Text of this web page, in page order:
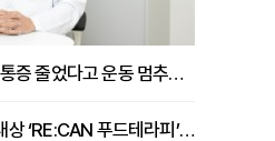
팔 들기 어려운 오십견, 통증 줄었다고 운동 멈추면 안 되는 이유 [이병욱 원장 칼럼]
리엔에이치, 암경험자 대상 ‘RE:CAN 푸드테라피’ 운영